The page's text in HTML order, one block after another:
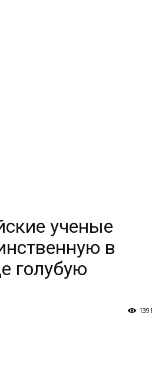
ученые
в
голубую
1391